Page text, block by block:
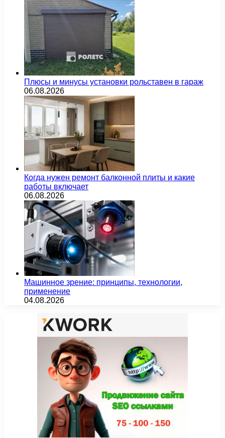
Плюсы и минусы установки рольставен в гараж
06.08.2026
Когда нужен ремонт балконной плиты и какие
работы включает
06.08.2026
Машинное зрение: принципы, технологии,
применение
04.08.2026